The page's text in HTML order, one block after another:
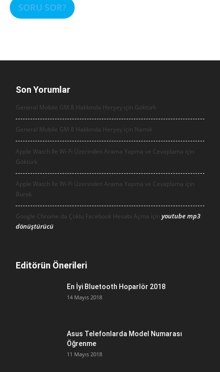
SORU SOR?
Son Yorumlar
General Mobile GM 8 Hakkında Herşey için Göktürk
General Mobile GM 8 Hakkında Herşey için Namık
Apple Watch İle Wi-Fi Üzerinden Arama Yapma ve Cevaplama için
Göktürk
Apple Watch İle Wi-Fi Üzerinden Arama Yapma ve Cevaplama için
Burak
Google Chrome da Çoklu Facebook Hesabı Açma için youtube mp3
dönüştürücü
Editörün Önerileri
En İyi Bluetooth Hoparlör 2018
14 Mayıs 2018
Asus Telefonlarda Model Numarası
Öğrenme
11 Mayıs 2018